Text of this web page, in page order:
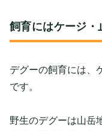
飼育にはケージ・
デグーの飼育には、
です。
野生のデグーは山岳